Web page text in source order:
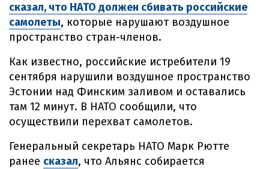
сказал, что НАТО должен сбивать российские
самолеты, которые нарушают воздушное
пространство стран-членов.
Как известно, российские истребители 19
сентября нарушили воздушное пространство
Эстонии над Финским заливом и оставались
там 12 минут. В НАТО сообщили, что
осуществили перехват самолетов.
Генеральный секретарь НАТО Марк Рютте
ранее сказал, что Альянс собирается